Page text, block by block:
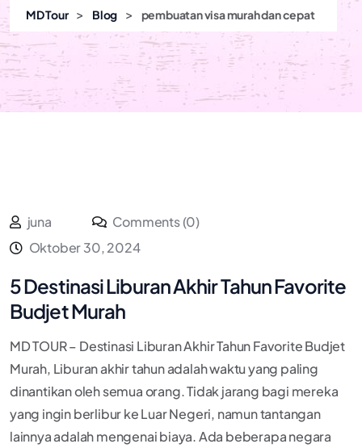
MD Tour > Blog > pembuatan visa murah dan cepat
juna
Comments (0)
Oktober 30, 2024
5 Destinasi Liburan Akhir Tahun Favorite
Budjet Murah
MD TOUR – Destinasi Liburan Akhir Tahun Favorite Budjet
Murah, Liburan akhir tahun adalah waktu yang paling
dinantikan oleh semua orang. Tidak jarang bagi mereka
yang ingin berlibur ke Luar Negeri, namun tantangan
lainnya adalah mengenai biaya. Ada beberapa negara